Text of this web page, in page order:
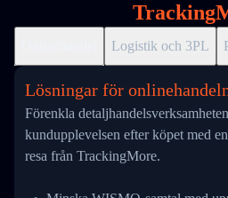
Logistik och 3PL
Lösningar för
Förenkla
kundupplevelsen efter köpet med
resa från TrackingMore.